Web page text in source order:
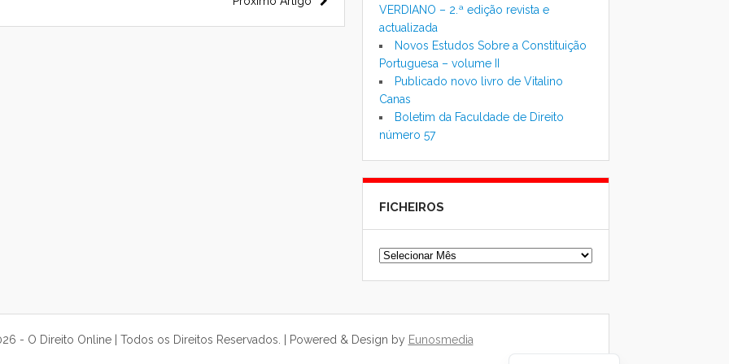
VERDIANO – 2.ª edição revista e
actualizada
Novos Estudos Sobre a Constituição
Portuguesa – volume II
Publicado novo livro de Vitalino
Canas
Boletim da Faculdade de Direito
número 57
FICHEIROS
Ficheiros
- O Direito Online | Todos os Direitos Reservados. | Powered & Design by Eunosmedia